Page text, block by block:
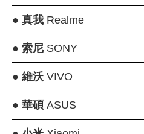
● 真我Realme
● 索尼SONY
● 維沃VIVO
● 華碩ASUS